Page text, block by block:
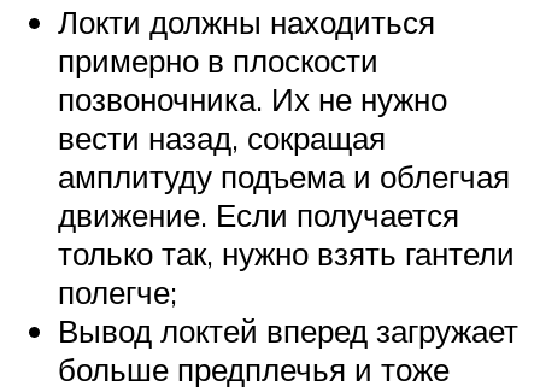
Локти должны находиться
примерно в плоскости
позвоночника. Их не нужно
вести назад, сокращая
амплитуду подъема и облегчая
движение. Если получается
только так, нужно взять гантели
полегче;
Вывод локтей вперед загружает
больше предплечья и тоже